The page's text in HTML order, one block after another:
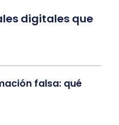
digitales que
falsa: qué